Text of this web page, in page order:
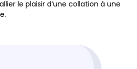
le plaisir d’une collation à une